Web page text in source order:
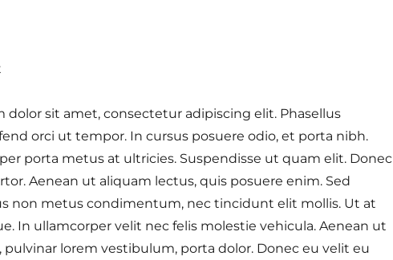
dolor sit amet, consectetur adipiscing elit. Phasellus
orci ut tempor. In cursus posuere odio, et porta nibh.
porta metus at ultricies. Suspendisse ut quam elit. Donec
Aenean ut aliquam lectus, quis posuere enim. Sed
non metus condimentum, nec tincidunt elit mollis. Ut at
In ullamcorper velit nec felis molestie vehicula. Aenean ut
pulvinar lorem vestibulum, porta dolor. Donec eu velit eu